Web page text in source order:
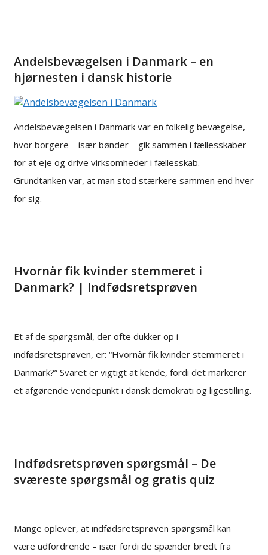
Andelsbevægelsen i Danmark – en
hjørnesten i dansk historie
Andelsbevægelsen i Danmark var en folkelig bevægelse,
hvor borgere – især bønder – gik sammen i fællesskaber
for at eje og drive virksomheder i fællesskab.
Grundtanken var, at man stod stærkere sammen end hver
for sig.
Hvornår fik kvinder stemmeret i
Danmark? | Indfødsretsprøven
Et af de spørgsmål, der ofte dukker op i
indfødsretsprøven, er: “Hvornår fik kvinder stemmeret i
Danmark?” Svaret er vigtigt at kende, fordi det markerer
et afgørende vendepunkt i dansk demokrati og ligestilling.
Indfødsretsprøven spørgsmål – De
sværeste spørgsmål og gratis quiz
Mange oplever, at indfødsretsprøven spørgsmål kan
være udfordrende – især fordi de spænder bredt fra